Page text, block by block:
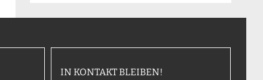
IN KONTAKT BLEIBEN!